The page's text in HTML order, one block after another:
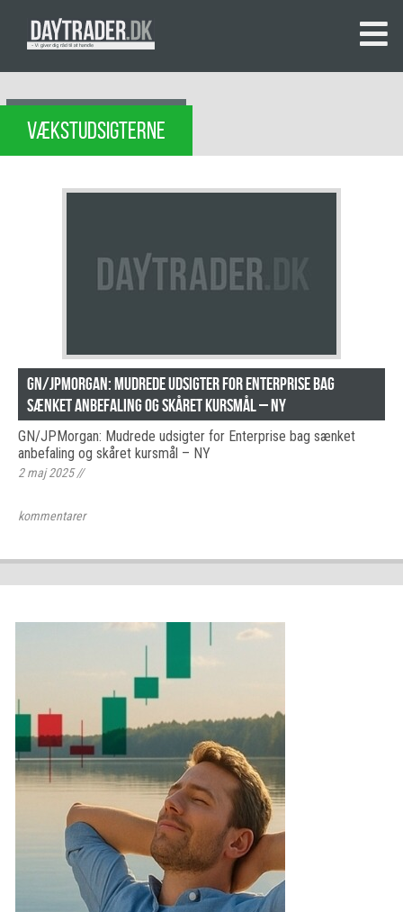
VÆKSTUDSIGTERNE
GN/JPMorgan: Mudrede udsigter for Enterprise bag
sænket anbefaling og skåret kursmål – NY
GN/JPMorgan: Mudrede udsigter for Enterprise bag sænket
anbefaling og skåret kursmål – NY
2 maj 2025//
kommentarer